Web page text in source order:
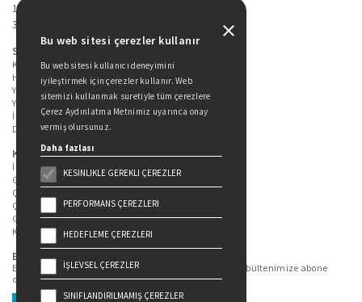
19 Mayıs Cad. Golden Plaza No:1 Kat:10
34360 / Şişli / İstanbul
Sitede Yer Alan Sayfalar
Kitaplarımız
Hakkımızda
Yazarlarımız
Yazar Adayları İçin
İletişim
Duygu Asena Roman Ödülü
Kişisel Verilerin Korunması
İlgili Kişi Başvuru Formu
Genel Aydınlatma Metni
Çekiliş Aydınlatma Metni
Çerez Aydınlatma Metni
Gizlilik Politikası
Kullanım Şartları
Bizi Takip Edin...
En güncel kitap ve etkinliklerden haberdar olmak için bültenimize abone
olun.
Bu web sitesi çerezler kullanır
Bu web sitesi kullanıcı deneyimini
iyileştirmek için çerezler kullanır. Web
sitemizi kullanmak suretiyle tüm çerezlere
Çerez Aydınlatma Metnimiz uyarınca onay
vermiş olursunuz.
Daha fazlası
KESINLIKLE GEREKLI ÇEREZLER
PERFORMANS ÇEREZLERI
HEDEFLEME ÇEREZLERI
İŞLEVSEL ÇEREZLER
SINIFLANDIRILMAMIŞ ÇEREZLER